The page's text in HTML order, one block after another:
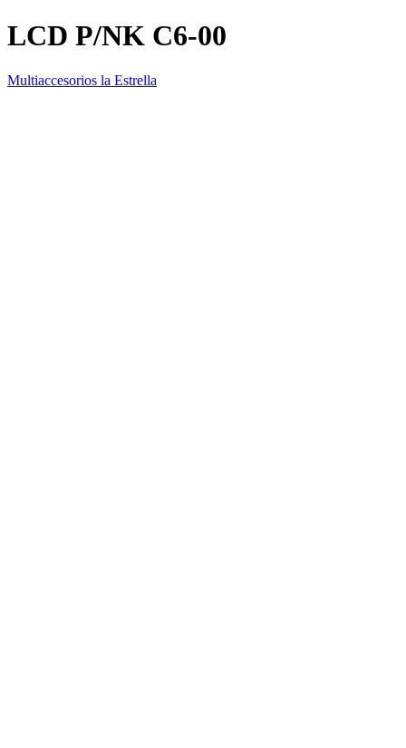
LCD P/NK C6-00
Multiaccesorios la Estrella